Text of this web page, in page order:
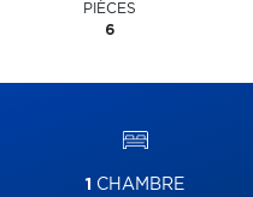
PIÈCES
6
1 CHAMBRE